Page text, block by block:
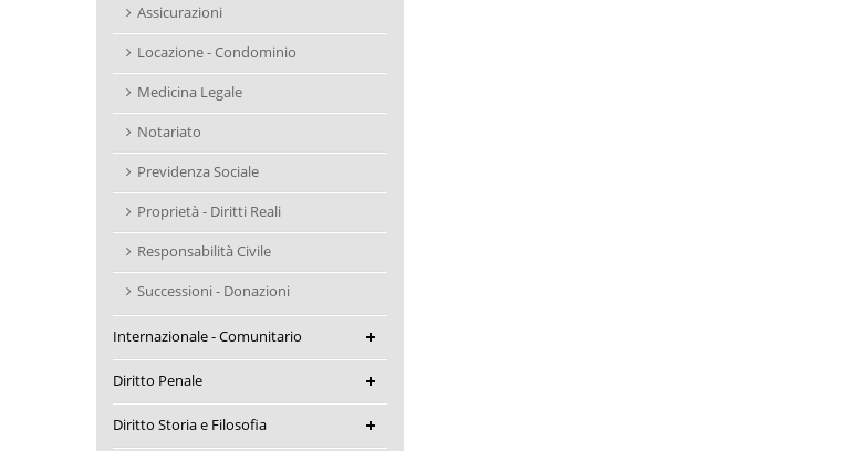
Assicurazioni
Locazione - Condominio
Medicina Legale
Notariato
Previdenza Sociale
Proprietà - Diritti Reali
Responsabilità Civile
Successioni - Donazioni
Internazionale - Comunitario
Diritto Penale
Diritto Storia e Filosofia